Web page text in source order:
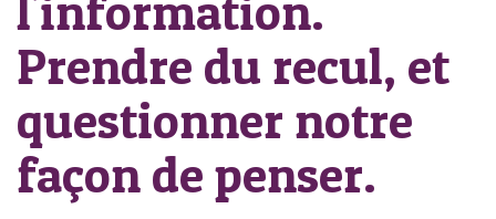
Prendre du recul, et
questionner notre
façon de penser.